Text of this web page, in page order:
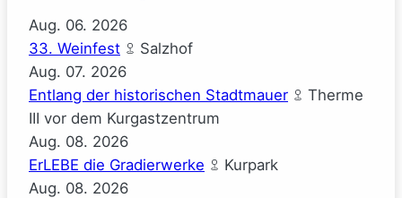
Aug. 06. 2026
33. Weinfest
Salzhof
Aug. 07. 2026
Entlang der historischen Stadtmauer
Therme
III vor dem Kurgastzentrum
Aug. 08. 2026
ErLEBE die Gradierwerke
Kurpark
Aug. 08. 2026